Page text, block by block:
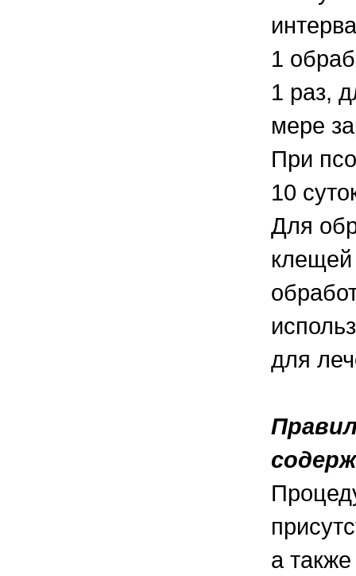
1
1 раз,
мере
При
10
Для
клещей
для
а